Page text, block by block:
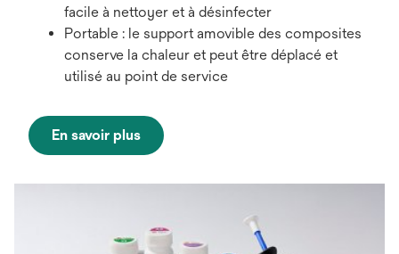
facile à nettoyer et à désinfecter
Portable : le support amovible des composites
conserve la chaleur et peut être déplacé et
utilisé au point de service
En savoir plus
s’ouvre
un